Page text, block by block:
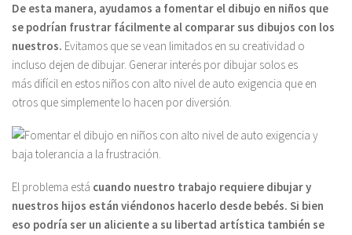
De esta manera, ayudamos a fomentar el dibujo en niños que
se podrían frustrar fácilmente al comparar sus dibujos con los
nuestros. Evitamos que se vean limitados en su creatividad o
incluso dejen de dibujar. Generar interés por dibujar solos es
más difícil en estos niños con alto nivel de auto exigencia que en
otros que simplemente lo hacen por diversión.
El problema está cuando nuestro trabajo requiere dibujar y
nuestros hijos están viéndonos hacerlo desde bebés. Si bien
eso podría ser un aliciente a su libertad artística también se